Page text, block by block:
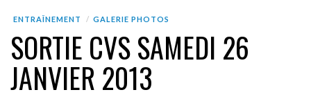
ENTRAÎNEMENT GALERIE PHOTOS
SORTIE CVS SAMEDI 26
JANVIER 2013